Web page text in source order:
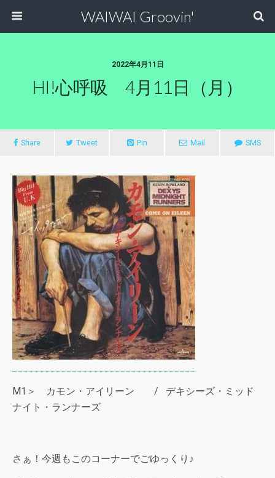
WAIWAI Groovin'
2022年4月11日
HI!心呼吸 4月11日（月）
Share Tweet Pin Mail SMS
M1＞ カモン・アイリーン / デキシーズ・ミッド
ナイト・ランナーズ
さぁ！今週もこのコーナーでごゆっくり♪